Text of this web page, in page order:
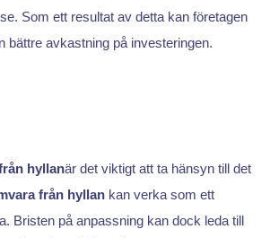
Som ett resultat av detta kan företagen
bättre avkastning på investeringen.
hyllanär det viktigt att ta hänsyn till det
från hyllankan verka som ett
Bristen på anpassning kan dock leda till